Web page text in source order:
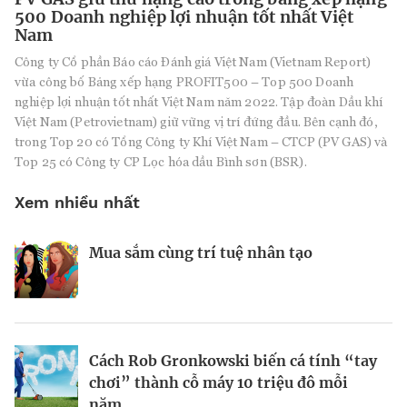
500 Doanh nghiệp lợi nhuận tốt nhất Việt
Nam
Công ty Cổ phần Báo cáo Đánh giá Việt Nam (Vietnam Report)
vừa công bố Bảng xếp hạng PROFIT500 – Top 500 Doanh
nghiệp lợi nhuận tốt nhất Việt Nam năm 2022. Tập đoàn Dầu khí
Việt Nam (Petrovietnam) giữ vững vị trí đứng đầu. Bên cạnh đó,
trong Top 20 có Tổng Công ty Khí Việt Nam – CTCP (PV GAS) và
Top 25 có Công ty CP Lọc hóa dầu Bình sơn (BSR).
Xem nhiều nhất
Mua sắm cùng trí tuệ nhân tạo
Cách Rob Gronkowski biến cá tính “tay
chơi” thành cỗ máy 10 triệu đô mỗi
Nhà sáng lập 25 tuổi và tham vọng lật
Thợ săn khoản vay
Kiểm soát bất ổn và bảo vệ sức khỏe
BRANDCONNECT | Brand Contributor
Champagne hàng đầu cho chất riêng
mùa lễ hội